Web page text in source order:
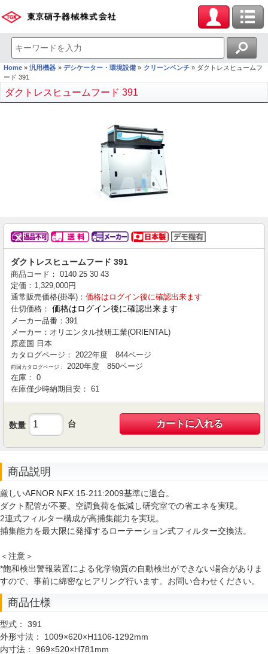
Home 汎用機器 デシケーター・環境設備 クリーンベンチ
ダクトレスヒュームフ
ード 391
ダクトレスヒュームフード 391
ダクトレスヒュームフード 391
商品コード： 0140 25 30 43
定価： 1,329,000円
通常販売価格(掛率)： 価格はログイン後に確認出来ます
仕切価格： 価格はログイン後に確認出来ます
メーカー品番： 391
メーカー： オリエンタル技研工業(ORIENTAL)
原産国 日本
カタログページ： 2022年度 844ページ
前回カタログページ：
2020年度 850ページ
在庫： 0
在庫僅少時納期目安： 61
数量 台 カートに入れる
商品説明
厳しいAFNOR NFX 15-211:2009基準に適合。
ダクト配管が不要。空調負荷を低減し研究室での省エネを実現。
2連式フィルター構成が高捕集能力を実現。
捕集能力を最大限に発揮するローテーション式フィルター交換法。
＜注意＞
*飽和検出警報装置による化学物質の自動検出ができない場合がありま
すので、事前に綿密なヒアリング行います。お問い合わせください。
商品仕様
型式： 391
外形寸法： 1009×620×H1106-1292mm
内寸法： 969×520×H781mm